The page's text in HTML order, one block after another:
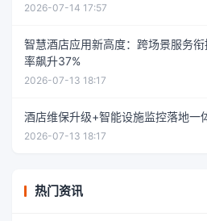
2026-07-14 17:57
智慧酒店应用新高度：跨场景服务
率飙升37%
2026-07-13 18:17
酒店维保升级+智能设施监控落地一
2026-07-13 18:17
热门资讯